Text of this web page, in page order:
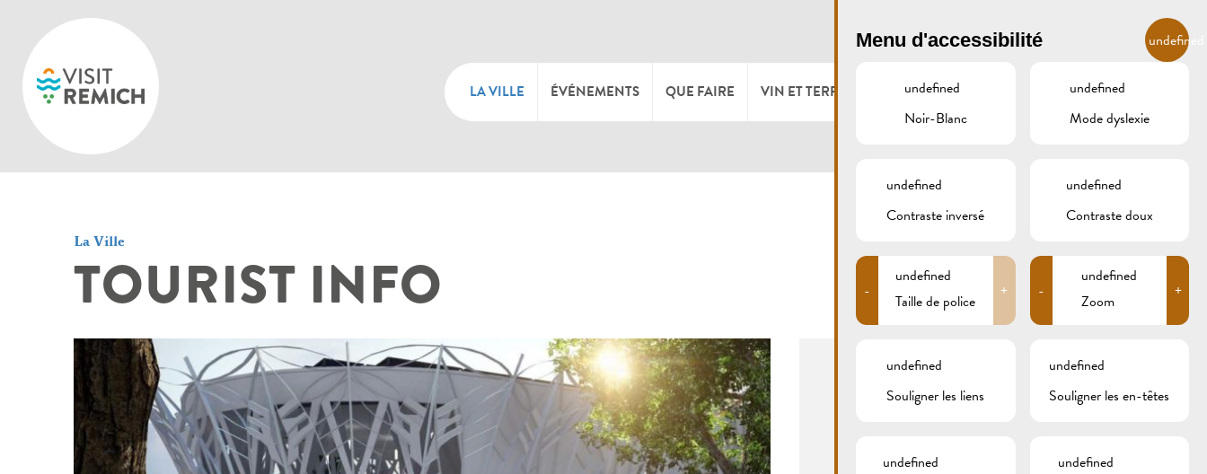
FR
LA VILLE
TOURISME
ÉVÉNEMENTS QUE FAIRE
SUMMER DAYS
WINTER DAYS
VIN ET TERROIR LOGER ET MANGER
RESTAURANTS & CAFÉS
CAMPCAR
GALERIE REMICH.LU
La Ville
TOURIST INFO
Centre visit Remich
1, route du Vin
touristinfo@remich.lu
Menu d'accessibilité undefined
undefined
Noir-Blanc
undefined
Mode dyslexie
undefined
Contraste inversé
undefined
Contraste doux
-
undefined
Taille de police
+ -
undefined
Zoom
+
undefined
Souligner les liens
undefined
Souligner les en-têtes
undefined
undefined